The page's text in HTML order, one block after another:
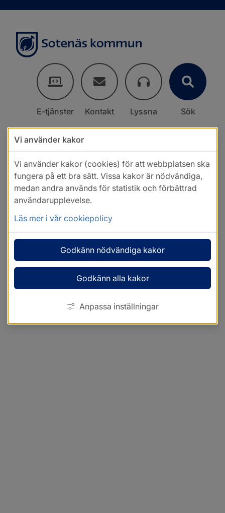
E-tjänster Kontakt Lyssna Sök
Vi använder kakor
Vi använder kakor (cookies) för att webbplatsen ska
fungera på ett bra sätt. Vissa kakor är nödvändiga,
medan andra används för statistik och förbättrad
användarupplevelse.
Läs mer i vår cookiepolicy
Godkänn nödvändiga kakor
Godkänn alla kakor
Anpassa inställningar